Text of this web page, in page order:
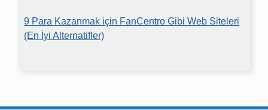
9 Para Kazanmak için FanCentro Gibi Web Siteleri
(En İyi Alternatifler)